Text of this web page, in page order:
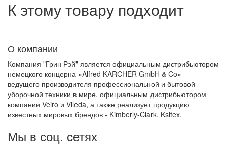
К этому товару подходит
О компании
Компания "Грин Рэй" является официальным дистрибьютором
немецкого концерна «Alfred KARCHER GmbH & Co» -
ведущего производителя профессиональной и бытовой
уборочной техники в мире, официальным дистрибьютором
компании Veiro и Vileda, а также реализует продукцию
известных мировых брендов - Kimberly-Clark, Ksitex.
Мы в соц. сетях